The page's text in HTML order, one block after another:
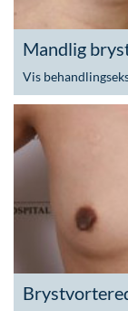
Mandlig
Vis